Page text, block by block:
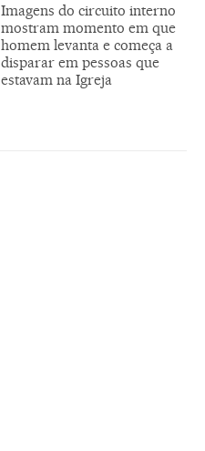
Imagens do circuito interno
mostram momento em que
homem levanta e começa a
disparar em pessoas que
estavam na Igreja